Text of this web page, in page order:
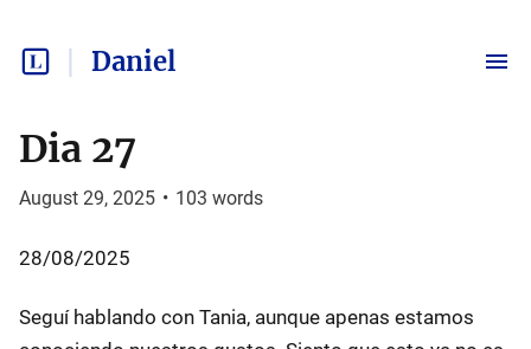
Daniel
Dia 27
August 29, 2025 • 103 words
28/08/2025
Seguí hablando con Tania, aunque apenas estamos